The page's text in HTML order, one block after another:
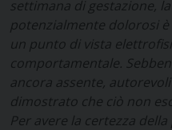
settimana di gestazione,
potenzialmente dolorosi
un punto di vista
comportamentale.
ancora assente,
dimostrato che ciò non
Per avere la certezza